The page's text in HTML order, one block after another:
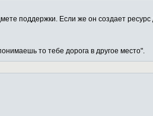
поддержки. Если же он создает
то тебе дорога в другое место".